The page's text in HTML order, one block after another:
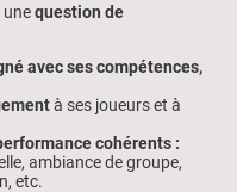
unequestion de
avec ses compétences,
à ses joueurs et à
cohérents :
ambiance de groupe,
etc.